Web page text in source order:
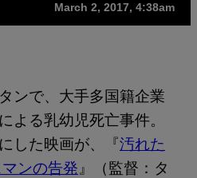
March 2, 2017, 4:38am
ンで、大手多国籍企業
よる乳幼児死亡事件。
した映画が、『汚れた
ンの告発 』（監督：タ